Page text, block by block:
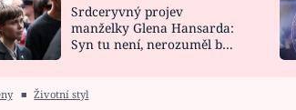
CELEBRITY
VAŘENÍ
Srdceryvný projev
manželky Glena Hansarda:
Syn tu není, nerozuměl by
■ Životní styl